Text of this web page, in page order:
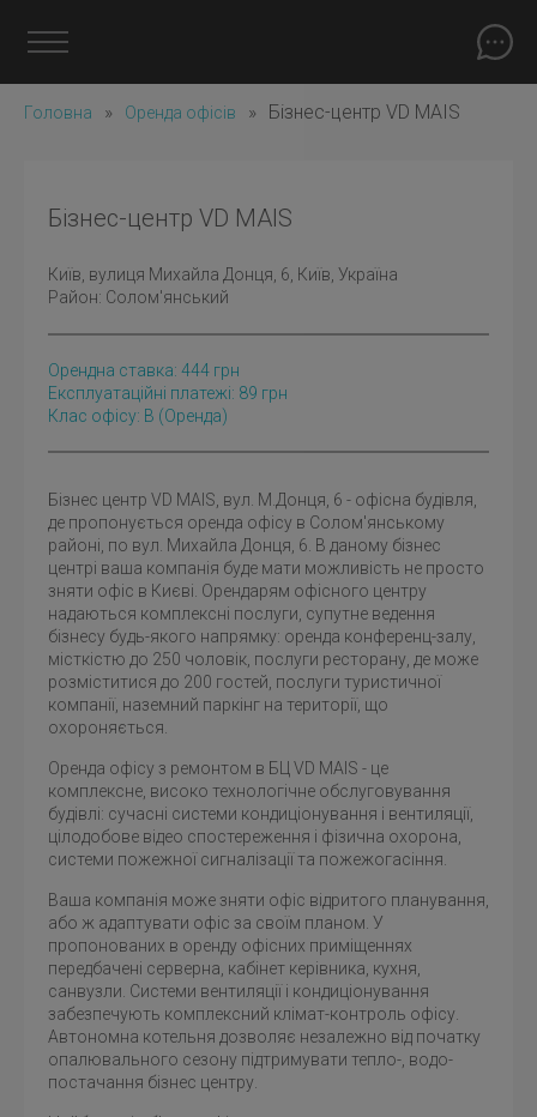
Головна » Оренда офісів » Бізнес-центр VD MAIS
Бізнес-центр VD MAIS
Київ , вулиця Михайла Донця, 6, Київ, Україна
Район: Солом'янський
Орендна ставка: 444 грн
Експлуатаційні платежі: 89 грн
Клас офісу: B (оренда)
Бізнес центр VD MAIS, вул. М.Донця, 6 - офісна будівля,
де пропонується оренда офісу в Солом'янському
районі, по вул. Михайла Донця, 6. В даному бізнес
центрі ваша компанія буде мати можливість не просто
зняти офіс в Києві. Орендарям офісного центру
надаються комплексні послуги, супутне ведення
бізнесу будь-якого напрямку: оренда конференц-залу,
місткістю до 250 чоловік, послуги ресторану, де може
розміститися до 200 гостей, послуги туристичної
компанії, наземний паркінг на території, що
охороняється.
Оренда офісу з ремонтом в БЦ VD MAIS - це
комплексне, високо технологічне обслуговування
будівлі: сучасні системи кондиціонування і вентиляції,
цілодобове відео спостереження і фізична охорона,
системи пожежної сигналізації та пожежогасіння.
Ваша компанія може зняти офіс відритого планування,
або ж адаптувати офіс за своїм планом. У
пропонованих в оренду офісних приміщеннях
передбачені серверна, кабінет керівника, кухня,
санвузли. Системи вентиляції і кондиціонування
забезпечують комплексний клімат-контроль офісу.
Автономна котельня дозволяє незалежно від початку
опалювального сезону підтримувати тепло-, водо-
постачання бізнес центру.